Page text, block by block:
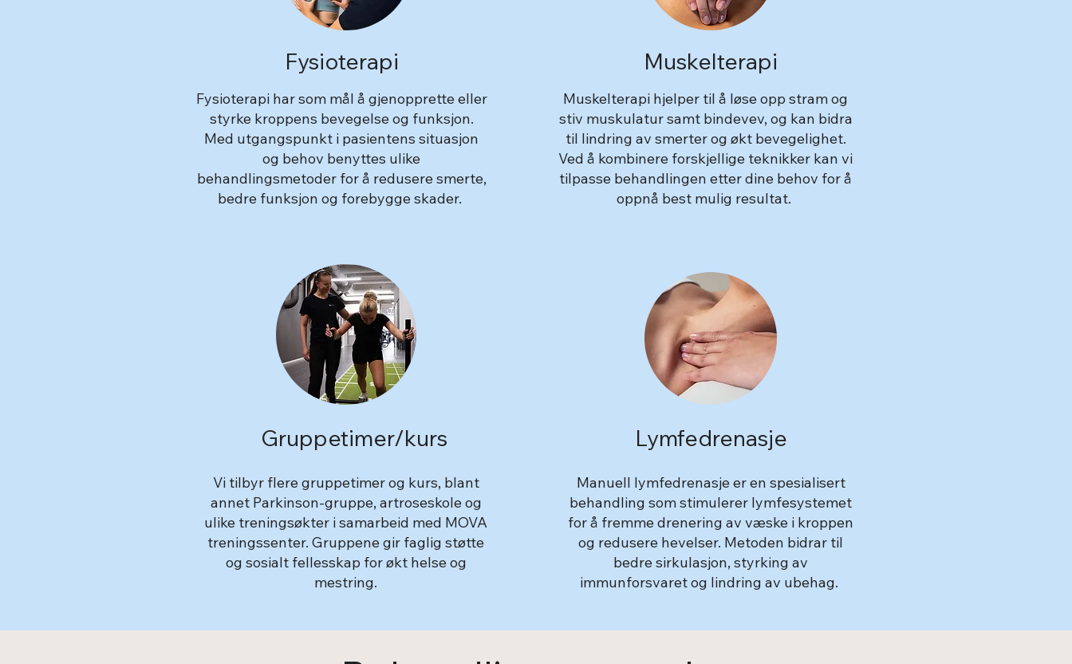
Fysioterapi
Fysioterapi har som mål å gjenopprette eller
styrke kroppens bevegelse og funksjon.
Med utgangspunkt i pasientens situasjon
og behov benyttes ulike
behandlingsmetoder for å redusere smerte,
bedre funksjon og forebygge skader.
Gruppetimer/kurs
Vi tilbyr flere gruppetimer og kurs, blant
annet Parkinson-gruppe, artroseskole og
ulike treningsøkter i samarbeid med MOVA
treningssenter. Gruppene gir faglig støtte
og sosialt fellesskap for økt helse og
mestring.
Muskelterapi
Muskelterapi hjelper til å løse opp stram og
stiv muskulatur samt bindevev, og kan bidra
til lindring av smerter og økt bevegelighet.
Ved å kombinere forskjellige teknikker kan vi
tilpasse behandlingen etter dine behov for å
oppnå best mulig resultat.
Lymfedrenasje
Manuell lymfedrenasje er en spesialisert
behandling som stimulerer lymfesystemet
for å fremme drenering av væske i kroppen
og redusere hevelser. Metoden bidrar til
bedre sirkulasjon, styrking av
immunforsvaret og lindring av ubehag.